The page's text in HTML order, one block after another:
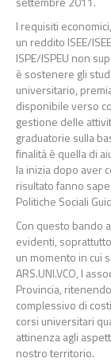
I requisiti
un reddito ISEE/
ISPE/ISPEU non
è sostenere gli
universitario,
disponibile verso
gestione delle
graduatorie sulla
finalità è quella di
la inizia dopo aver
risultato fanno
Politiche Sociali
Con questo bando
evidenti,
un momento in cui
ARS.UNI.VCO, l
Provincia,
complessivo di
corsi universitari
attinenza agli
nostro territorio.